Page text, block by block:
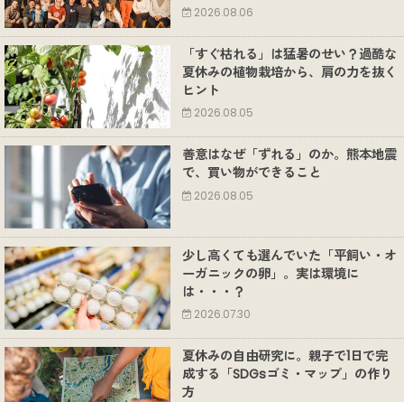
2026.08.06
「すぐ枯れる」は猛暑のせい？過酷な
夏休みの植物栽培から、肩の力を抜く
ヒント
2026.08.05
善意はなぜ「ずれる」のか。熊本地震
で、買い物ができること
2026.08.05
少し高くても選んでいた「平飼い・オ
ーガニックの卵」。実は環境に
は・・・？
2026.07.30
夏休みの自由研究に。親子で1日で完
成する「SDGsゴミ・マップ」の作り
方